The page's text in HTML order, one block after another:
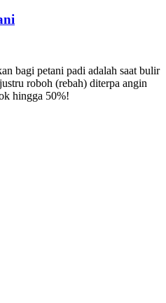
bagi petani padi adalah saat bulir
roboh (rebah) diterpa angin
hingga 50%!